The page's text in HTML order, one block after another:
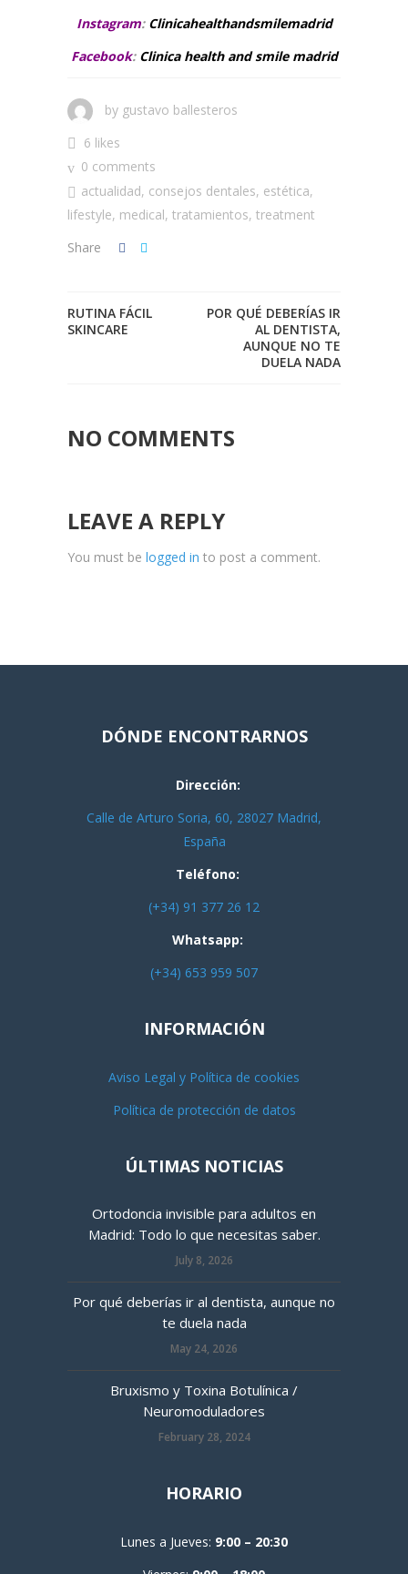
Instagram: Clinicahealthandsmilemadrid
Facebook: Clinica health and smile madrid
by gustavo ballesteros
6 likes
0 comments
actualidad, consejos dentales, estética,
lifestyle, medical, tratamientos, treatment
Share
RUTINA FÁCIL
SKINCARE
POR QUÉ DEBERÍAS IR
AL DENTISTA,
AUNQUE NO TE
DUELA NADA
NO COMMENTS
LEAVE A REPLY
You must be logged in to post a comment.
DÓNDE ENCONTRARNOS
Dirección:
Calle de Arturo Soria, 60, 28027 Madrid,
España
Teléfono:
(+34) 91 377 26 12
Whatsapp:
(+34) 653 959 507
INFORMACIÓN
Aviso Legal y Política de cookies
Política de protección de datos
ÚLTIMAS NOTICIAS
Ortodoncia invisible para adultos en
Madrid: Todo lo que necesitas saber.
July 8, 2026
Por qué deberías ir al dentista, aunque no
te duela nada
May 24, 2026
Bruxismo y Toxina Botulínica /
Neuromoduladores
February 28, 2024
HORARIO
Lunes a Jueves: 9:00 – 20:30